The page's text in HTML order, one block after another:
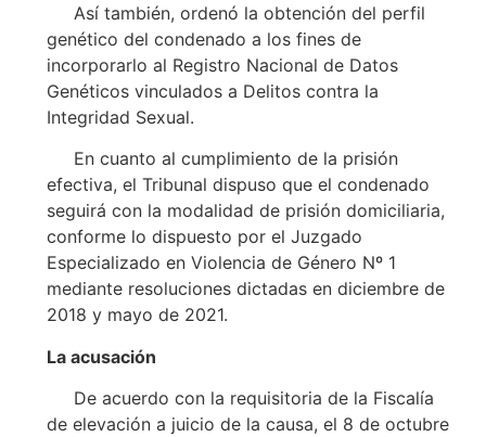
Así también, ordenó la obtención del perfil
genético del condenado a los fines de
incorporarlo al Registro Nacional de Datos
Genéticos vinculados a Delitos contra la
Integridad Sexual.
En cuanto al cumplimiento de la prisión
efectiva, el Tribunal dispuso que el condenado
seguirá con la modalidad de prisión domiciliaria,
conforme lo dispuesto por el Juzgado
Especializado en Violencia de Género Nº 1
mediante resoluciones dictadas en diciembre de
2018 y mayo de 2021.
La acusación
De acuerdo con la requisitoria de la Fiscalía
de elevación a juicio de la causa, el 8 de octubre